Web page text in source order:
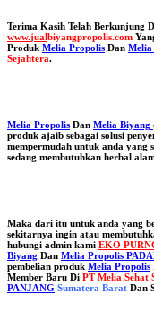
Terima Kasih Telah Berkunjung
www.jualbiyangpropolis.com
Produk Melia Propolis Dan Melia
Sejahtera.
Melia Propolis Dan Melia Biyang
produk ajaib sebagai solusi
mempermudah untuk anda yang
sedang membutuhkan herbal
Maka dari itu untuk anda yang
sekitarnya ingin atau
hubungi admin kami EKO
Biyang Dan Melia Propolis
pembelian produk Melia Propolis
Member Baru Di PT Melia Sehat
PANJANG Sumatera Barat Dan